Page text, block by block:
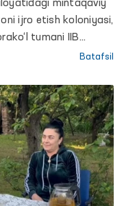
mintaqaviy
ijro etish koloniyasi,
tumani IIB
va shu tumandagi
ilmiy-amaliy
xizmati bo‘yicha
tashriflari
Batafsil